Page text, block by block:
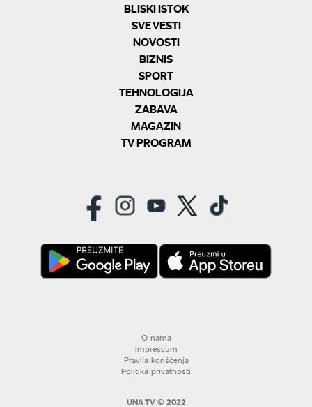
BLISKI ISTOK
SVE VESTI
NOVOSTI
BIZNIS
SPORT
TEHNOLOGIJA
ZABAVA
MAGAZIN
TV PROGRAM
O nama
Impressum
Pravila korišćenja
Politika privatnosti
UNA TV © 2022